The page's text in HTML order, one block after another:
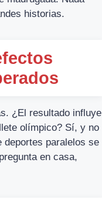
historias.
¿El resultado influye
olímpico? Sí, y no
deportes paralelos se
en casa,